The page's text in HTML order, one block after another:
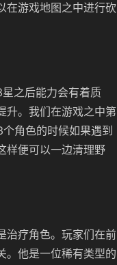
在游戏地图之中进行砍
之后能力会有着质
升。我们在游戏之中第
角色的时候如果遇到
样便可以一边清理野
治疗角色。玩家们在前
。他是一位稀有类型的